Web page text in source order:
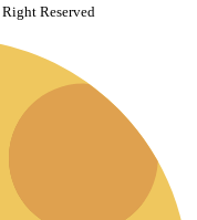
Reserved